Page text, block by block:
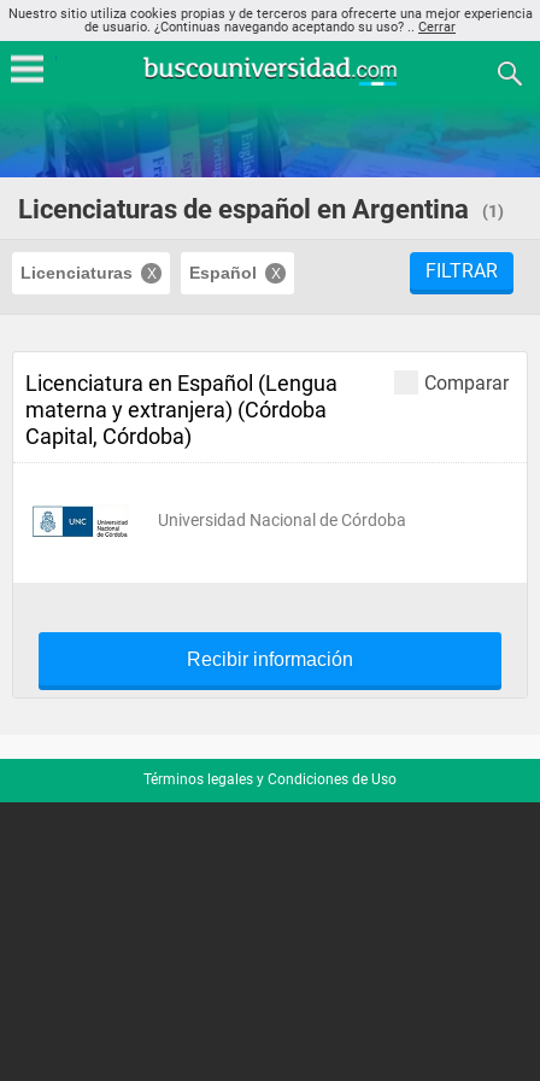
Nuestro sitio utiliza cookies propias y de terceros para ofrecerte una mejor experiencia
de usuario. ¿Continuas navegando aceptando su uso? .. Cerrar
Licenciaturas de español en Argentina (1)
Licenciaturas Español FILTRAR
Comparar
Licenciatura en Español (Lengua
materna y extranjera) (Córdoba
Capital, Córdoba)
Universidad Nacional de Córdoba
Recibir información
Términos legales y Condiciones de Uso